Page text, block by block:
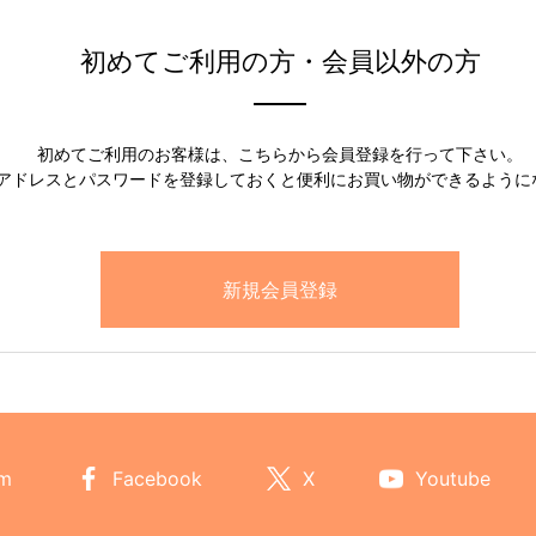
初めてご利用の方・会員以外の方
初めてご利用のお客様は、こちらから会員登録を行って下さい。
ドレスとパスワードを登録しておくと便利にお買い物ができるよう
Facebook X Youtube